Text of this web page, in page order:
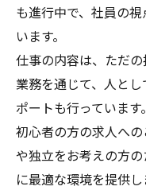
も進行中で、社員の
います。
仕事の内容は、ただ
業務を通じて、人と
ポートも行っていま
初心者の方の求人へ
や独立をお考えの方
に最適な環境を提供し